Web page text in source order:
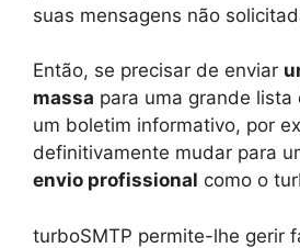
suas mensagens não
Então, se precisar de enviar
massa para uma grande lista
um boletim informativo, por
definitivamente mudar para
envio profissional como o
turboSMTP permite-lhe gerir